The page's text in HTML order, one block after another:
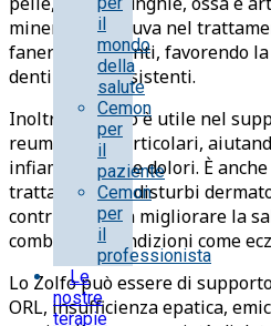
il
mondo
della
salute
Cemon
per
il
paziente
Cemon
per
il
professionista
Le
nostre
terapie
minerale coadiuva nel
fanere e dei denti, favorendo
denti forti e resistenti.
Inoltre, lo Zolfo è utile nel
reumatiche e articolari,
infiammazioni e dolori. È
trattamento di disturbi
contribuendo a migliorare la
combattere condizioni come
Lo Zolfo può essere di
ORL, insufficienza epatica,